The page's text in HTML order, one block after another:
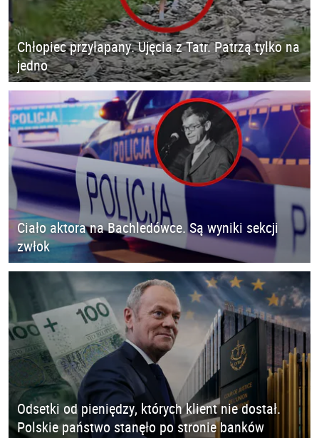
Chłopiec przyłapany. Ujęcia z Tatr. Patrzą tylko na
jedno
Ciało aktora na Bachledówce. Są wyniki sekcji
zwłok
Odsetki od pieniędzy, których klient nie dostał.
Polskie państwo stanęło po stronie banków